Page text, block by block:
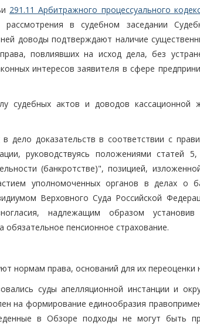
291.11 Арбитражного процессуального
в судебном заседании
доводы подтверждают наличие
повлиявших на исход дела, без
интересов заявителя в сфере
судебных актов и доводов кассационной
дело доказательств в соответствии с
руководствуясь положениями статей
(банкротстве)", позицией,
уполномоченных органов в делах о
Верховного Суда Российской
надлежащим образом установив
пенсионное страхование.
нормам права, оснований для их переоценки
суды апелляционной инстанции и
на формирование единообразия
в Обзоре подходы не могут быть